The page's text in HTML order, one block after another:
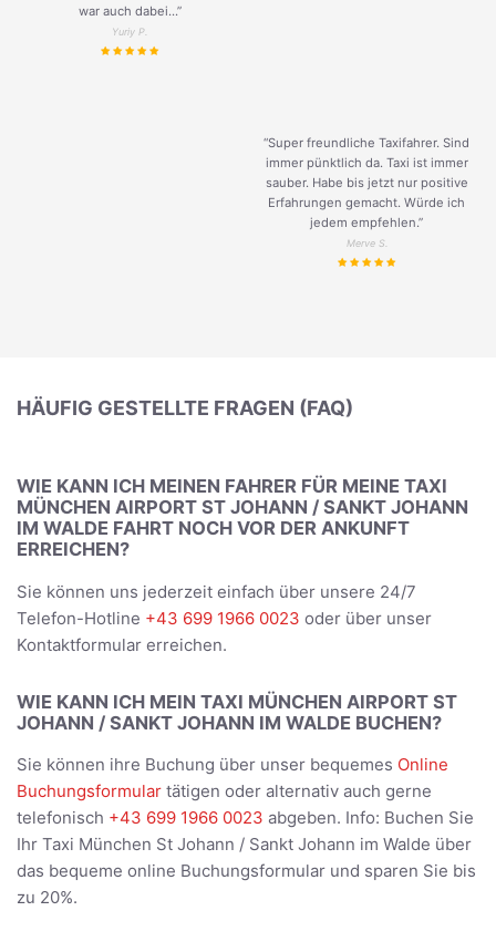
war auch dabei...”
Yuriy P.
“Super freundliche Taxifahrer. Sind
immer pünktlich da. Taxi ist immer
sauber. Habe bis jetzt nur positive
Erfahrungen gemacht. Würde ich
jedem empfehlen.”
Merve S.
HÄUFIG GESTELLTE FRAGEN (FAQ)
WIE KANN ICH MEINEN FAHRER FÜR MEINE TAXI
MÜNCHEN AIRPORT ST JOHANN / SANKT JOHANN
IM WALDE FAHRT NOCH VOR DER ANKUNFT
ERREICHEN?
Sie können uns jederzeit einfach über unsere 24/7
Telefon-Hotline +43 699 1966 0023 oder über unser
Kontaktformular erreichen.
WIE KANN ICH MEIN TAXI MÜNCHEN AIRPORT ST
JOHANN / SANKT JOHANN IM WALDE BUCHEN?
Sie können ihre Buchung über unser bequemes Online
Buchungsformular tätigen oder alternativ auch gerne
telefonisch +43 699 1966 0023 abgeben. Info: Buchen Sie
Ihr Taxi München St Johann / Sankt Johann im Walde über
das bequeme online Buchungsformular und sparen Sie bis
zu 20%.